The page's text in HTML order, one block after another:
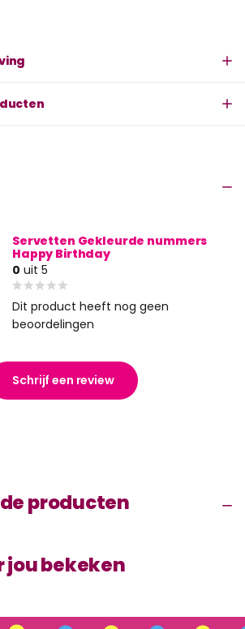
Servetten Gekleurde nummers
Happy Birthday
0 uit 5
Dit product heeft nog geen
beoordelingen
Schrijf een review
producten
jou bekeken